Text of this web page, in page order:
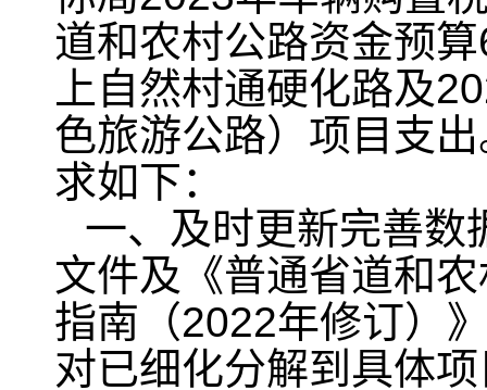
道和农村公路资金预
上自然村通硬化路及
色旅游公路）项目支
求如下：
一、及时更新完善数
文件及《普通省道和
指南（2022年修订）
对已细化分解到具体